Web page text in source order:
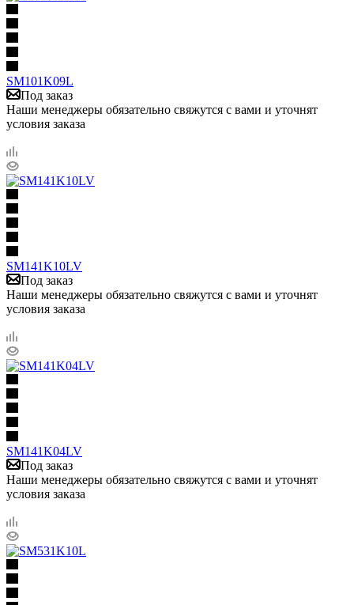
SM101K09L
Под заказ
Наши менеджеры обязательно свяжутся с вами и уточнят
условия заказа
SM141K10LV
Под заказ
Наши менеджеры обязательно свяжутся с вами и уточнят
условия заказа
SM141K04LV
Под заказ
Наши менеджеры обязательно свяжутся с вами и уточнят
условия заказа